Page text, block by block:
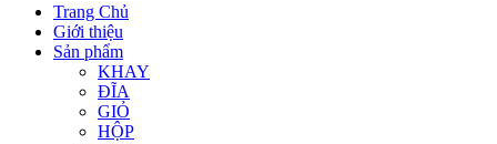
Trang Chủ
Giới thiệu
Sản phẩm
KHAY
ĐĨA
GIỎ
HỘP